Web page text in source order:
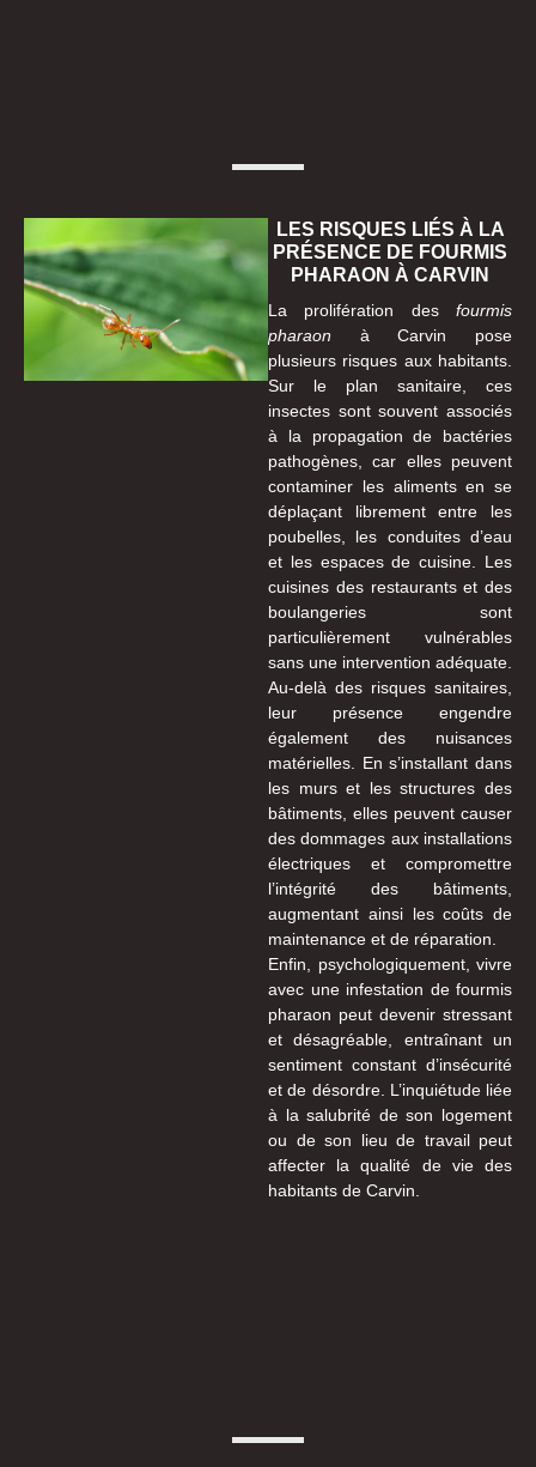
LES RISQUES LIÉS À LA
PRÉSENCE DE FOURMIS
PHARAON À CARVIN
La prolifération des fourmis
pharaon à Carvin pose
plusieurs risques aux habitants.
Sur le plan sanitaire, ces
insectes sont souvent associés
à la propagation de bactéries
pathogènes, car elles peuvent
contaminer les aliments en se
déplaçant librement entre les
poubelles, les conduites d’eau
et les espaces de cuisine. Les
cuisines des restaurants et des
boulangeries sont
particulièrement vulnérables
sans une intervention adéquate.
Au-delà des risques sanitaires,
leur présence engendre
également des nuisances
matérielles. En s’installant dans
les murs et les structures des
bâtiments, elles peuvent causer
des dommages aux installations
électriques et compromettre
l’intégrité des bâtiments,
augmentant ainsi les coûts de
maintenance et de réparation.
Enfin, psychologiquement, vivre
avec une infestation de fourmis
pharaon peut devenir stressant
et désagréable, entraînant un
sentiment constant d’insécurité
et de désordre. L’inquiétude liée
à la salubrité de son logement
ou de son lieu de travail peut
affecter la qualité de vie des
habitants de Carvin.